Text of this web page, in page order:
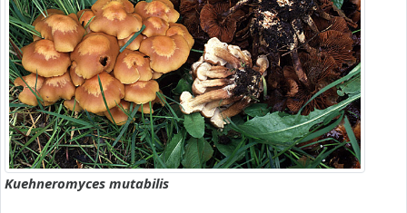
Kuehneromyces mutabilis